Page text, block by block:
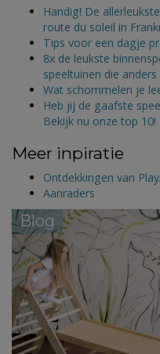
Handig! De
route du soleil in
Tips voor een dagje
8x de leukste
speeltuinen die anders
Wat schommelen je
Heb jij de gaafste
Bekijk nu onze top 10!
Meer inpiratie
Ontdekkingen van
Aanraders
Blog